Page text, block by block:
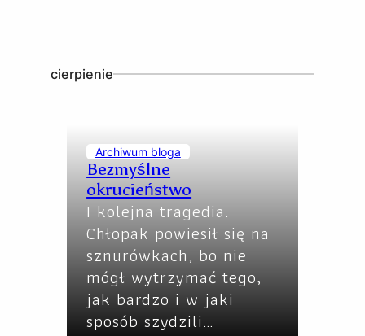
cierpienie
Archiwum bloga
Bezmyślne
okrucieństwo
I kolejna tragedia.
Chłopak powiesił się na
sznurówkach, bo nie
mógł wytrzymać tego,
jak bardzo i w jaki
sposób szydzili…